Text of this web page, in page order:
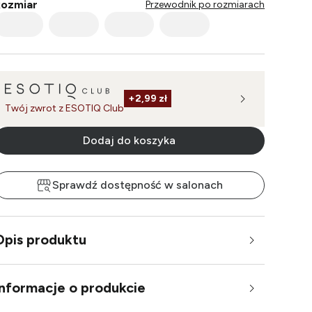
Przewodnik po rozmiarach
Twój zwrot z ESOTIQ Club
+2,99 zł
Dodaj do koszyka
Sprawdź dostępność w salonach
produktu
o produkcie